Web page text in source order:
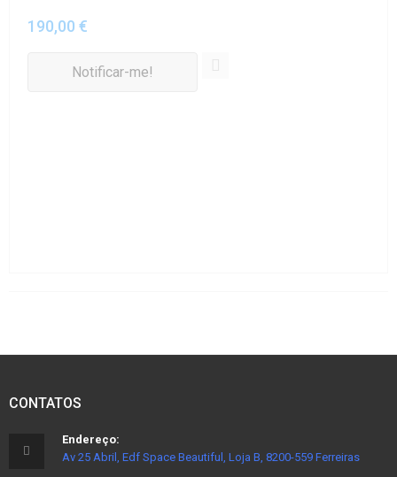
190,00 €
Notificar-me!
CONTATOS
Endereço:
Av 25 Abril, Edf Space Beautiful, Loja B, 8200-559 Ferreiras